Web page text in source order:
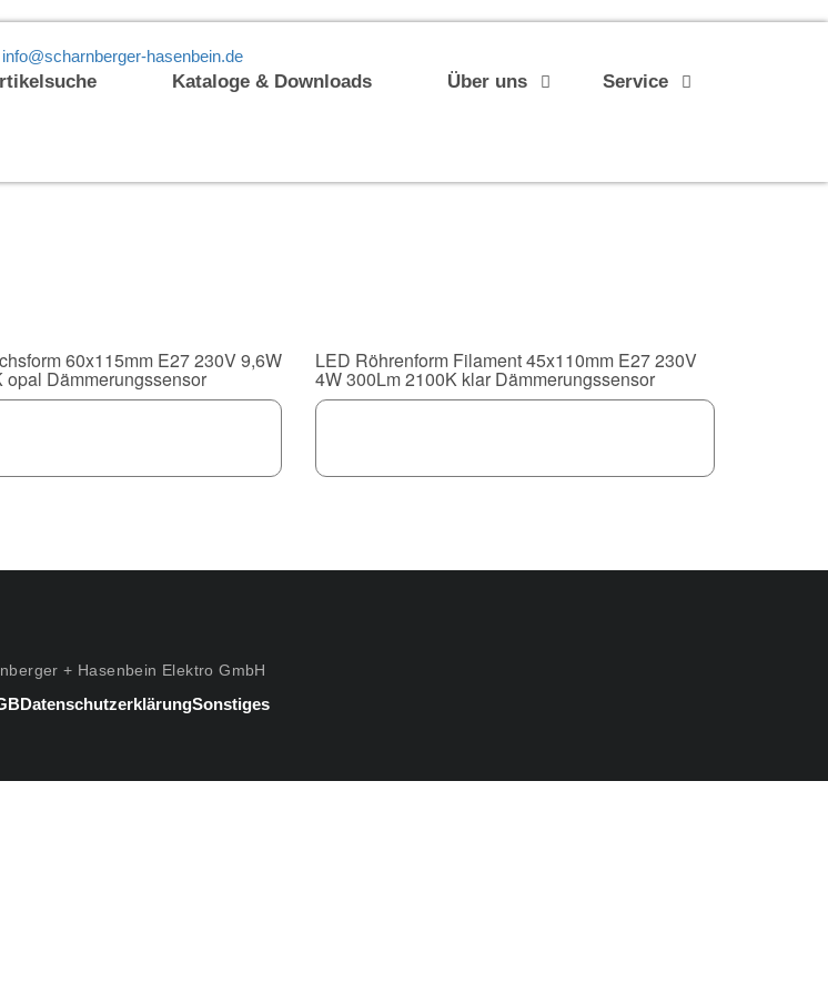
info@scharnberger-hasenbein.de
Kataloge & Downloads Über uns Service
60x115mm E27 230V 9,6W
opal Dämmerungssensor
LED Röhrenform Filament 45x110mm E27 230V
4W 300Lm 2100K klar Dämmerungssensor
+ Hasenbein Elektro GmbH
DatenschutzerklärungSonstiges